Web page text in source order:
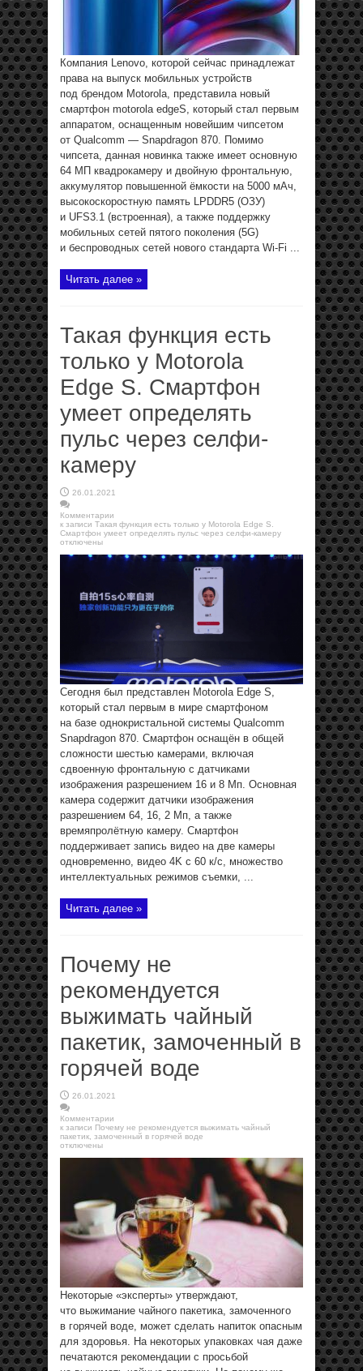
Компания Lenovo, которой сейчас принадлежат
права на выпуск мобильных устройств
под брендом Motorola, представила новый
смартфон motorola edgeS, который стал первым
аппаратом, оснащенным новейшим чипсетом
от Qualcomm — Snapdragon 870. Помимо
чипсета, данная новинка также имеет основную
64 МП квадрокамеру и двойную фронтальную,
аккумулятор повышенной ёмкости на 5000 мАч,
высокоскоростную память LPDDR5 (ОЗУ)
и UFS3.1 (встроенная), а также поддержку
мобильных сетей пятого поколения (5G)
и беспроводных сетей нового стандарта Wi-Fi ...
Читать далее »
Такая функция есть
только у Motorola
Edge S. Смартфон
умеет определять
пульс через селфи-
камеру
26.01.2021
Комментарии
к записи Такая функция есть только у Motorola Edge S.
Смартфон умеет определять пульс через селфи-камеру
отключены
Сегодня был представлен Motorola Edge S,
который стал первым в мире смартфоном
на базе однокристальной системы Qualcomm
Snapdragon 870. Смартфон оснащён в общей
сложности шестью камерами, включая
сдвоенную фронтальную с датчиками
изображения разрешением 16 и 8 Мп. Основная
камера содержит датчики изображения
разрешением 64, 16, 2 Мп, а также
времяпролётную камеру. Смартфон
поддерживает запись видео на две камеры
одновременно, видео 4K с 60 к/с, множество
интеллектуальных режимов съемки, ...
Читать далее »
Почему не
рекомендуется
выжимать чайный
пакетик, замоченный в
горячей воде
26.01.2021
Комментарии
к записи Почему не рекомендуется выжимать чайный
пакетик, замоченный в горячей воде
отключены
Некоторые «эксперты» утверждают,
что выжимание чайного пакетика, замоченного
в горячей воде, может сделать напиток опасным
для здоровья. На некоторых упаковках чая даже
печатаются рекомендации с просьбой